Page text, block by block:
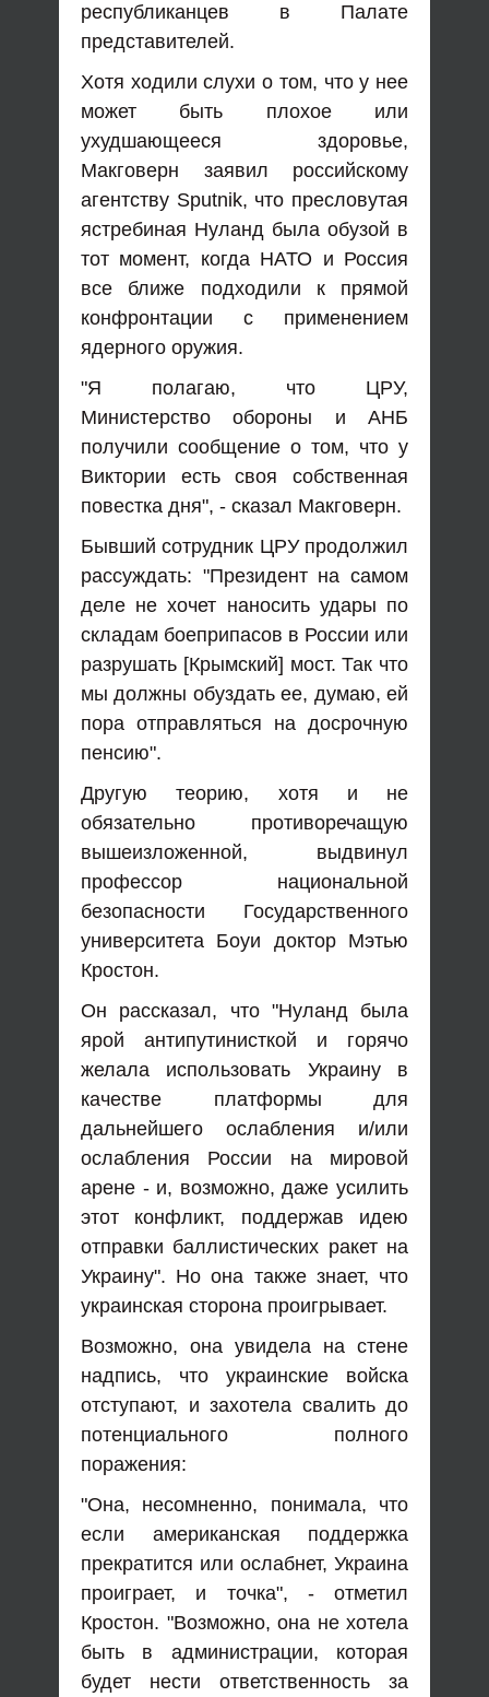
республиканцев в Палате
представителей.
Хотя ходили слухи о том, что у нее
может быть плохое или
ухудшающееся здоровье,
Макговерн заявил российскому
агентству Sputnik, что пресловутая
ястребиная Нуланд была обузой в
тот момент, когда НАТО и Россия
все ближе подходили к прямой
конфронтации с применением
ядерного оружия.
"Я полагаю, что ЦРУ,
Министерство обороны и АНБ
получили сообщение о том, что у
Виктории есть своя собственная
повестка дня", - сказал Макговерн.
Бывший сотрудник ЦРУ продолжил
рассуждать: "Президент на самом
деле не хочет наносить удары по
складам боеприпасов в России или
разрушать [Крымский] мост. Так что
мы должны обуздать ее, думаю, ей
пора отправляться на досрочную
пенсию".
Другую теорию, хотя и не
обязательно противоречащую
вышеизложенной, выдвинул
профессор национальной
безопасности Государственного
университета Боуи доктор Мэтью
Кростон.
Он рассказал, что "Нуланд была
ярой антипутинисткой и горячо
желала использовать Украину в
качестве платформы для
дальнейшего ослабления и/или
ослабления России на мировой
арене - и, возможно, даже усилить
этот конфликт, поддержав идею
отправки баллистических ракет на
Украину". Но она также знает, что
украинская сторона проигрывает.
Возможно, она увидела на стене
надпись, что украинские войска
отступают, и захотела свалить до
потенциального полного
поражения:
"Она, несомненно, понимала, что
если американская поддержка
прекратится или ослабнет, Украина
проиграет, и точка", - отметил
Кростон. "Возможно, она не хотела
быть в администрации, которая
будет нести ответственность за